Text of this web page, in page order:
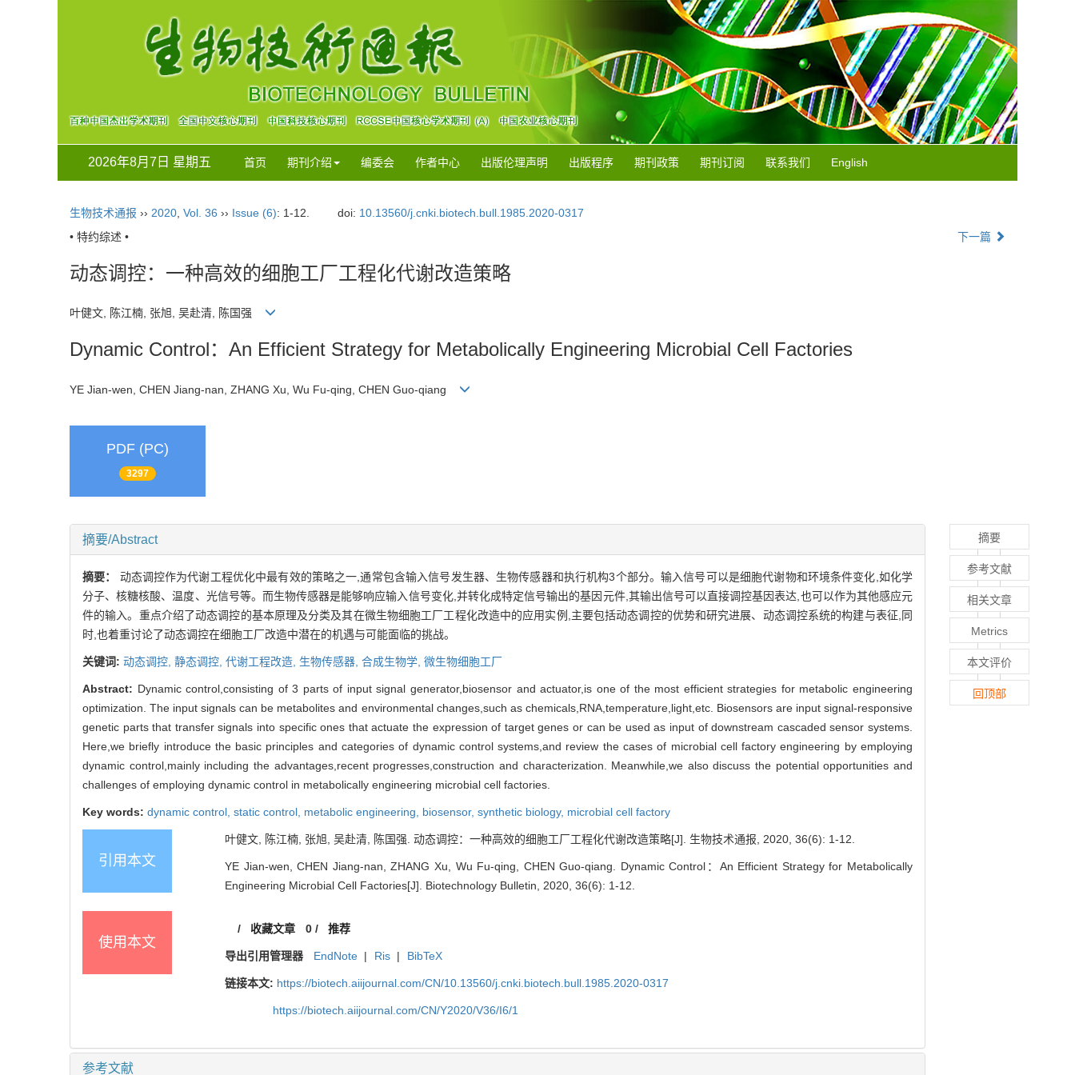
2026年8月7日 星期五 首页 期刊介绍 编委会 作者中心 出版伦理声明 出版程序 期刊政策 期刊订阅 联系我们 English
生物技术通报 ›› 2020 Vol. 36 ›› Issue (6): 1-12. doi: 10.13560/j.cnki.biotech.bull.1985.2020-0317
• 特约综述 •
下一篇
动态调控：一种高效的细胞工厂工程化代谢改造策略
叶健文, 陈江楠, 张旭, 吴赴清, 陈国强
Dynamic Control：An Efficient Strategy for Metabolically Engineering Microbial Cell Factories
YE Jian-wen, CHEN Jiang-nan, ZHANG Xu, Wu Fu-qing, CHEN Guo-qiang
PDF (PC)
3297
摘要/Abstract
摘要： 动态调控作为代谢工程优化中最有效的策略之一,通常包含输入信号发生器、生物传感器和执行机构3个部分。输入信号可以是细胞代谢物和环境条件变化,如化学
分子、核糖核酸、温度、光信号等。而生物传感器是能够响应输入信号变化,并转化成特定信号输出的基因元件,其输出信号可以直接调控基因表达,也可以作为其他感应元
件的输入。重点介绍了动态调控的基本原理及分类及其在微生物细胞工厂工程化改造中的应用实例,主要包括动态调控的优势和研究进展、动态调控系统的构建与表征,同
时,也着重讨论了动态调控在细胞工厂改造中潜在的机遇与可能面临的挑战。
关键词: 动态调控, 静态调控, 代谢工程改造, 生物传感器, 合成生物学, 微生物细胞工厂
Abstract: Dynamic control,consisting of 3 parts of input signal generator,biosensor and actuator,is one of the most efficient strategies for metabolic engineering
optimization. The input signals can be metabolites and environmental changes,such as chemicals,RNA,temperature,light,etc. Biosensors are input signal-responsive
genetic parts that transfer signals into specific ones that actuate the expression of target genes or can be used as input of downstream cascaded sensor systems.
Here,we briefly introduce the basic principles and categories of dynamic control systems,and review the cases of microbial cell factory engineering by employing
dynamic control,mainly including the advantages,recent progresses,construction and characterization. Meanwhile,we also discuss the potential opportunities and
challenges of employing dynamic control in metabolically engineering microbial cell factories.
Key words: dynamic control, static control, metabolic engineering, biosensor, synthetic biology, microbial cell factory
引用本文
叶健文, 陈江楠, 张旭, 吴赴清, 陈国强. 动态调控：一种高效的细胞工厂工程化代谢改造策略[J]. 生物技术通报, 2020, 36(6): 1-12.
YE Jian-wen, CHEN Jiang-nan, ZHANG Xu, Wu Fu-qing, CHEN Guo-qiang. Dynamic Control：An Efficient Strategy for Metabolically
Engineering Microbial Cell Factories[J]. Biotechnology Bulletin, 2020, 36(6): 1-12.
使用本文
/ 收藏文章 0/ 推荐
导出引用管理器 EndNote | Ris | BibTeX
链接本文: https://biotech.aiijournal.com/CN/10.13560/j.cnki.biotech.bull.1985.2020-0317
https://biotech.aiijournal.com/CN/Y2020/V36/I6/1
参考文献
摘要
参考文献
相关文章
Metrics
本文评价
回顶部